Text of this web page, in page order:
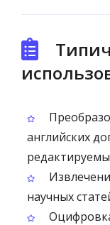
английских
научных